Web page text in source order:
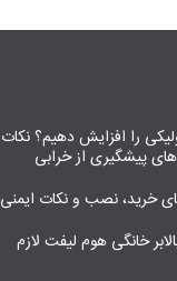
را افزایش دهیم؟ نکات
پیشگیری از خرابی
خرید، نصب و نکات ایمنی
خانگی هوم لیفت لازم